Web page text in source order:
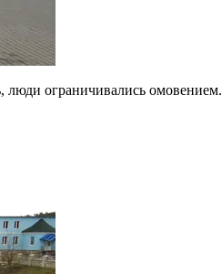
ограничивались омовением.